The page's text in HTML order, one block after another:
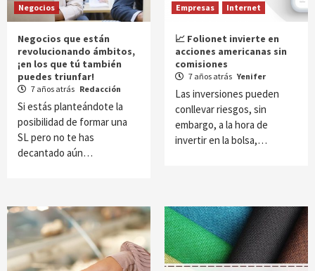
Negocios
Negocios que están
revolucionando ámbitos,
¡en los que tú también
puedes triunfar!
7 años atrás Redacción
Si estás planteándote la
posibilidad de formar una
SL pero no te has
decantado aún…
Empresas Internet
📈 Folionet invierte en
acciones americanas sin
comisiones
7 años atrás Yenifer
Las inversiones pueden
conllevar riesgos, sin
embargo, a la hora de
invertir en la bolsa,…